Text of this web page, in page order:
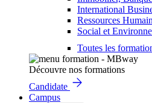
International
Ressources
Social et
Toutes les
Découvre nos formations
Candidate
Campus